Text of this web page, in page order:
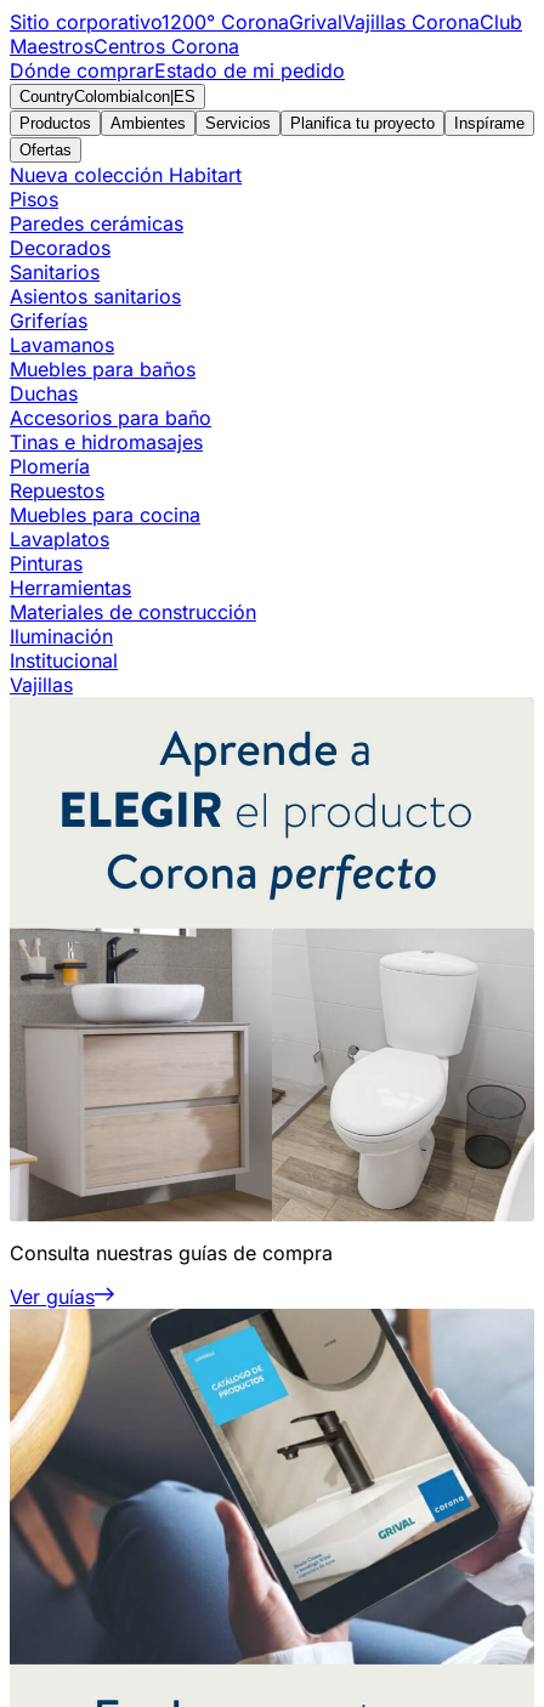
Sitio corporativo1200° CoronaGrivalVajillas CoronaClub
MaestrosCentros Corona
Dónde comprarEstado de mi pedido
CountryColombiaIcon ES
Productos
Ambientes Servicios Planifica tu proyecto
Inspírame
Ofertas
Nueva colección Habitart
Pisos
Paredes cerámicas
Decorados
Sanitarios
Asientos sanitarios
Griferías
Lavamanos
Muebles para baños
Duchas
Accesorios para baño
Tinas e hidromasajes
Plomería
Repuestos
Muebles para cocina
Lavaplatos
Pinturas
Herramientas
Materiales de construcción
Iluminación
Institucional
Vajillas
Consulta nuestras guías de compra
Ver guías